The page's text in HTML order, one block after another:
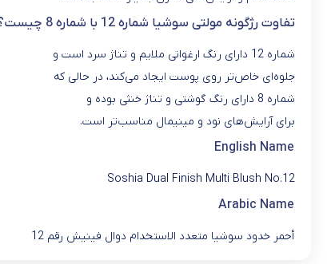
تفاوت رژگونه مولتی سوشیا شماره 12 با شماره 8 چیست؟
شماره 12 دارای رنگ ارغوانی ملایم و تناژ سرد است و
جلوه‌ای خاص‌تر روی پوست ایجاد می‌کند، در حالی که
شماره 8 دارای رنگ گوشتی و تناژ خنثی بوده و
برای آرایش‌های نود و مینیمال مناسب‌تر است.
Soshia Dual Finish Multi Blush No.12
أحمر خدود سوشيا متعدد الاستخدام دوال فينيش رقم 12